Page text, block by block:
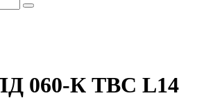
060-К ТВС L14